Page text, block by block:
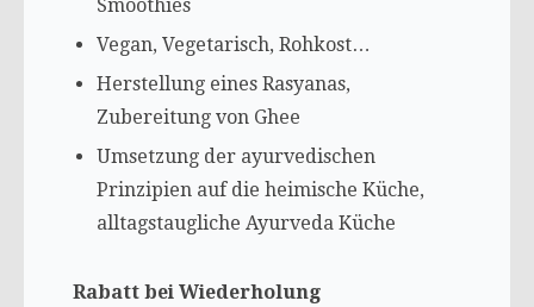
Smoothies
Vegan, Vegetarisch, Rohkost…
Herstellung eines Rasyanas,
Zubereitung von Ghee
Umsetzung der ayurvedischen
Prinzipien auf die heimische Küche,
alltagstaugliche Ayurveda Küche
Rabatt bei Wiederholung